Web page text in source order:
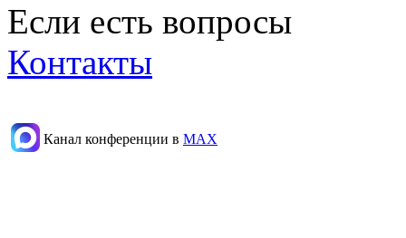
Если есть вопросы
Контакты
Канал конференции в МАХ